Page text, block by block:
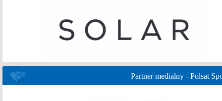
Partner medialny - Polsat